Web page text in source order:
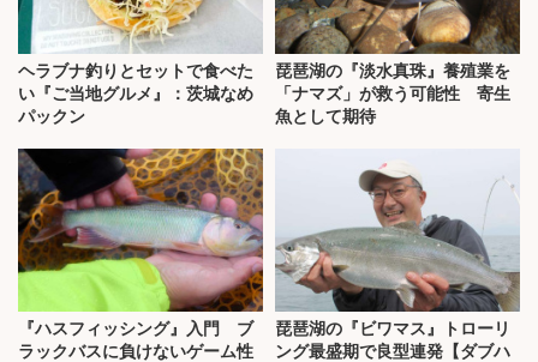
ヘラブナ釣りとセットで食べた
い『ご当地グルメ』：茨城なめ
パックン
琵琶湖の『淡水真珠』養殖業を
「ナマズ」が救う可能性 寄生
魚として期待
『ハスフィッシング』入門 ブ
ラックバスに負けないゲーム性
琵琶湖の『ビワマス』トローリ
ング最盛期で良型連発【ダブハ